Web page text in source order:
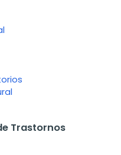
Trastornos